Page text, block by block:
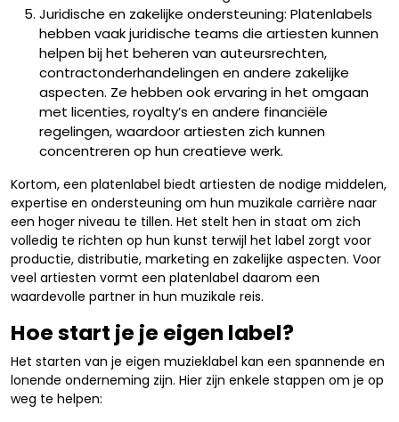
Juridische en zakelijke ondersteuning: Platenlabels
hebben vaak juridische teams die artiesten kunnen
helpen bij het beheren van auteursrechten,
contractonderhandelingen en andere zakelijke
aspecten. Ze hebben ook ervaring in het omgaan
met licenties, royalty’s en andere financiële
regelingen, waardoor artiesten zich kunnen
concentreren op hun creatieve werk.
Kortom, een platenlabel biedt artiesten de nodige middelen,
expertise en ondersteuning om hun muzikale carrière naar
een hoger niveau te tillen. Het stelt hen in staat om zich
volledig te richten op hun kunst terwijl het label zorgt voor
productie, distributie, marketing en zakelijke aspecten. Voor
veel artiesten vormt een platenlabel daarom een
waardevolle partner in hun muzikale reis.
Hoe start je je eigen label?
Het starten van je eigen muzieklabel kan een spannende en
lonende onderneming zijn. Hier zijn enkele stappen om je op
weg te helpen: